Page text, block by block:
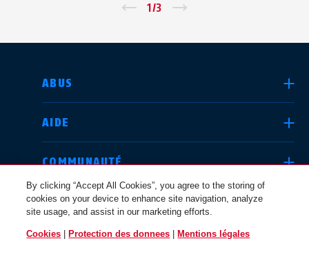
1/3
ABUS
AIDE
COMMUNAUTÉ
QUESTIONS JURIDIQUES
CHOISIR UN PAYS
Deutschland
By clicking “Accept All Cookies”, you agree to the storing of
cookies on your device to enhance site navigation, analyze
site usage, and assist in our marketing efforts.
Cookies Protection des donnees Mentions légales